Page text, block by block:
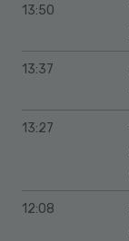
13:50
13:37
13:27
12:08